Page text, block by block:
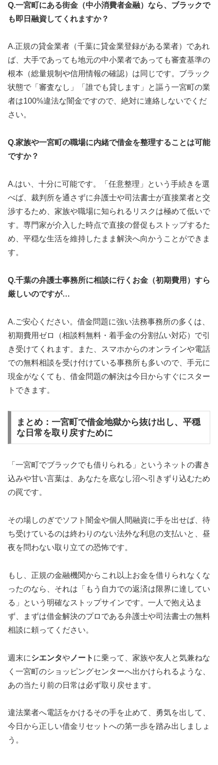
Q.一宮町にある街金（中小消費者金融）なら、ブラックで
も即日融資してくれますか？
A.正規の貸金業者（千葉に貸金業登録がある業者）であれ
ば、大手であっても地元の中小業者であっても審査基準の
根本（総量規制や信用情報の確認）は同じです。ブラック
状態で「審査なし」「誰でも貸します」と謳う一宮町の業
者は100%違法な闇金ですので、絶対に連絡しないでくだ
さい。
Q.家族や一宮町の職場に内緒で借金を整理することは可能
ですか？
A.はい、十分に可能です。「任意整理」という手続きを選
べば、裁判所を通さずに弁護士や司法書士が直接業者と交
渉するため、家族や職場に知られるリスクは極めて低いで
す。専門家が介入した時点で直接の督促もストップするた
め、平穏な生活を維持したまま解決へ向かうことができま
す。
Q.千葉の弁護士事務所に相談に行くお金（初期費用）すら
厳しいのですが…
A.ご安心ください。借金問題に強い法務事務所の多くは、
初期費用ゼロ（相談料無料・着手金の分割払い対応）で引
き受けてくれます。また、スマホからのオンラインや電話
での無料相談を受け付けている事務所も多いので、手元に
現金がなくても、借金問題の解決は今日からすぐにスター
トできます。
まとめ：一宮町で借金地獄から抜け出し、平穏
な日常を取り戻すために
「一宮町でブラックでも借りられる」というネットの書き
込みや甘い言葉は、あなたを底なし沼へ引きずり込むため
の罠です。
その場しのぎでソフト闇金や個人間融資に手を出せば、待
ち受けているのは終わりのない法外な利息の支払いと、昼
夜を問わない取り立ての恐怖です。
もし、正規の金融機関からこれ以上お金を借りられなくな
ったのなら、それは「もう自力での返済は限界に達してい
る」という明確なストップサインです。一人で抱え込ま
ず、まずは借金解決のプロである弁護士や司法書士の無料
相談に頼ってください。
週末にシエンタや ノート に乗って、家族や友人と気兼ねな
く一宮町のショッピングセンターへ出かけられるような、
あの当たり前の日常は必ず取り戻せます。
違法業者へ電話をかけるその手を止めて、勇気を出して、
今日から正しい借金リセットへの第一歩を踏み出しましょ
う。